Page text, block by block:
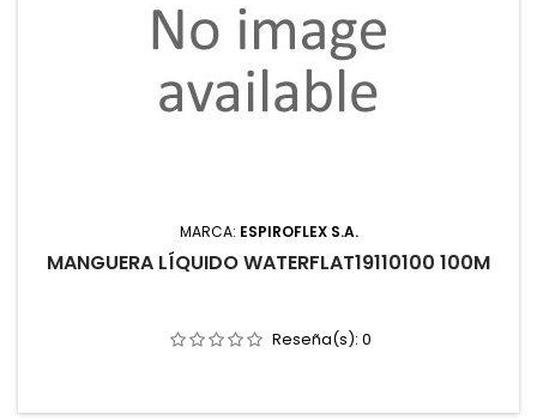
MARCA: ESPIROFLEX S.A.
MANGUERA LÍQUIDO WATERFLAT19110100 100M
Reseña(s): 0